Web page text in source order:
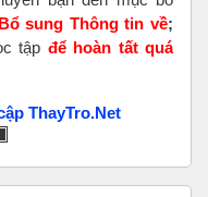
sung Thông tin về;
tập để hoàn tấtquá
ThayTro.Net